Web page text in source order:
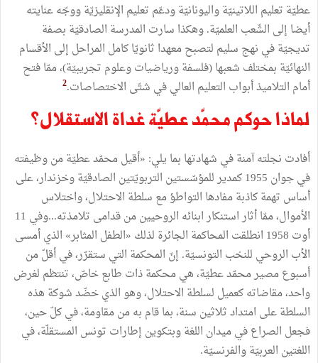
عطيّة تعليم اللاتينيّةواليونانيّةودعّم تعليم الإنقليزيّةووجّهعنايته
أيضا إلى الشّعب العلميّة.وهكذا سارت المدرسة الصادقيّة بصفة
تديجيّةفي نهج سليم لتصبحمعهدا ثانويّاكامل المراحل إلى الأقسام
النهائيّة بمختلف شعبها(فلسفةورياضياتوعلوم تجريبيّة)،ممّافتح
أمام التلاميذأبواب التعليم العاليفي شتّى الاختصاصات.
2
لماذا حوكم محمّد عطيّة غداة الاستقلال؟
أفادت نجلتهآمنةفي شهادتها بما يلي:
«أقيلمحمّدعطيّةمنوظيفته
فيجوان 1955كمديرللمؤسّستين التربويّتين الصادقيّةوخزندار،على
أساس تهمةكاذبةمفادها التواطؤمع سلطة الاحتلال،واختلاس
الأموال،ممّاأثاراستنكارابنائه الروحيينمنقدامى تلامذته...وفي 11
أوت 1958 انطلقت المحاكمة الجائرة لذلك «الطفل المثابر» الذيأمسى
الأب الروحي للنخب التونسيّة. إنّ المحكمة التي ستقرّر،فيأقلّمن
أسبوعمصيرمحمّدعطيّة،هيمحكمةذات طابعخاصّ،تنتظم لغرض
واحد،مقاضاتهكعميل لسلطة الاحتلال،وهوالذيخضّدشوكة هذه
السلطةعلى امتدادثلاثين سنة،بماقام بهمنمقاومة،فيكلّحين،
فجعل الصراعفيميدان اللغةوبتكوين إطارات تونس المستقلّة،في
اللغتين العربيّةوالفرنسيّة.